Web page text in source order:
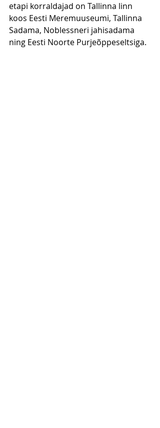
etapi korraldajad on Tallinna linn
koos Eesti Meremuuseumi, Tallinna
Sadama, Noblessneri jahisadama
ning Eesti Noorte Purjeõppeseltsiga.